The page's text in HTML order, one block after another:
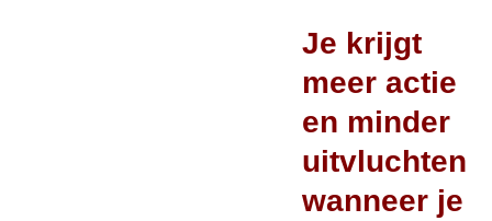
Je krijgt
meer actie
en minder
uitvluchten
wanneer je